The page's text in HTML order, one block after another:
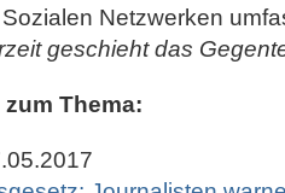
Netzwerken
geschieht das
Thema: